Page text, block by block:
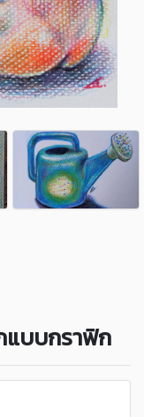
แบบกราฟิก